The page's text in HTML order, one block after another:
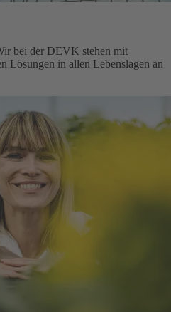
bei der DEVK stehen mit
Lösungen in allen Lebenslagen an